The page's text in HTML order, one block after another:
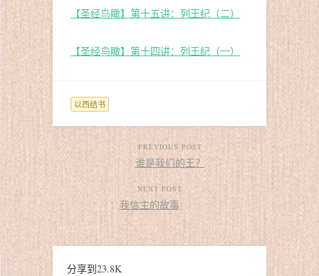
【圣经鸟瞰】第十五讲：列王纪（二）
【圣经鸟瞰】第十四讲：列王纪（一）
以西结书
PREVIOUS POST
谁是我们的王？
NEXT POST
我信主的故事
分享到23.8K